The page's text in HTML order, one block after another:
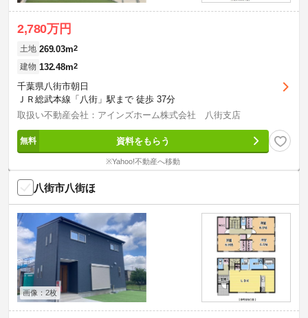
2,780万円
土地 269.03m2
建物 132.48m2
千葉県八街市朝日
ＪＲ総武本線「八街」駅まで 徒歩 37分
取扱い不動産会社：アインズホーム株式会社 八街支店
資料をもらう
※Yahoo!不動産へ移動
八街市八街ほ
画像：2枚